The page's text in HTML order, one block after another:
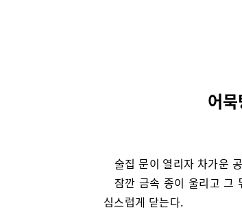
어
술집 문이 열리자 차가운
잠깐 금속 종이 울리고 그
심스럽게 닫는다.